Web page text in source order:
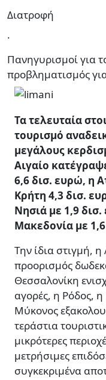
Διατροφή
.
Πανηγυρισμοί για
προβληματισμός
Τα τελευταία
τουρισμό
μεγάλους
Αιγαίο
6,6 δισ. ευρώ, η
Κρήτη 4,3 δισ.
Νησιά με 1,9
Μακεδονία με
Την ίδια στιγμή,
προορισμός
Θεσσαλονίκη
αγορές, η Ρόδος,
Μύκονος
τεράστια
μικρότερες
μετρήσιμες
συγκεκριμένα